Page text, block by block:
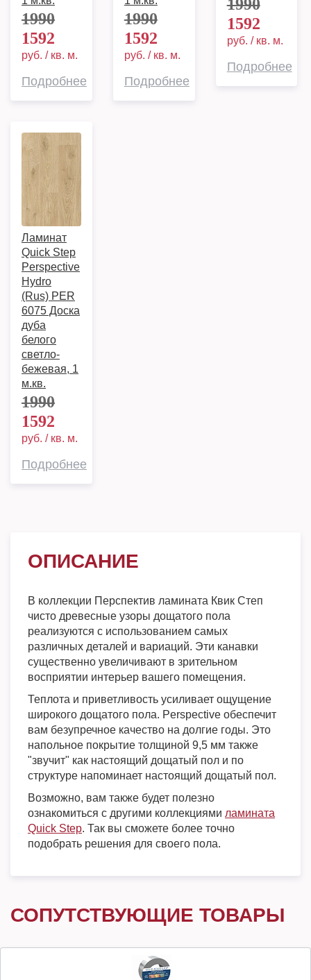
1990
1592
руб. / кв. м.
Подробнее
1990
1592
руб. / кв. м.
Подробнее
1990
1592
руб. / кв. м.
Подробнее
Ламинат
Quick Step
Perspective
Hydro
(Rus) PER
6075 Доска
дуба
белого
светло-
бежевая, 1
м.кв.
1990
1592
руб. / кв. м.
Подробнее
ОПИСАНИЕ
В коллекции Перспектив ламината Квик Степ
чисто древесные узоры дощатого пола
реализуются с использованием самых
различных деталей и вариаций. Эти канавки
существенно увеличивают в зрительном
восприятии интерьер вашего помещения.
Теплота и приветливость усиливает ощущение
широкого дощатого пола. Perspective обеспечит
вам безупречное качество на долгие годы. Это
напольное покрытие толщиной 9,5 мм также
"звучит" как настоящий дощатый пол и по
структуре напоминает настоящий дощатый пол.
Возможно, вам также будет полезно
ознакомиться с другими коллекциями ламината
Quick Step. Так вы сможете более точно
подобрать решения для своего пола.
СОПУТСТВУЮЩИЕ ТОВАРЫ